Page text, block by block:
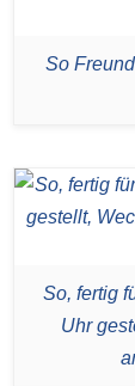
So
So, fertig
Uhr